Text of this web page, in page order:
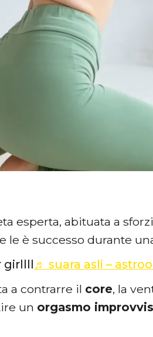
esperta, abituata a
le è successo durante
girllll♬ suara asli –
a contrarre il core, la
un orgasmo